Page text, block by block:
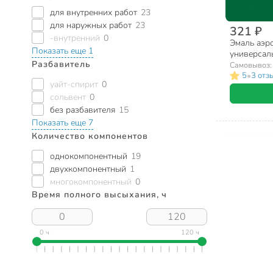
для внутренних работ 23
для наружных работ 23
-внутренний 0
Показать еще 1
Разбавитель
уайт-спирит 0
сольвент 0
без разбавителя 15
Показать еще 7
Количество компонентов
однокомпонентный 19
двухкомпонентный 1
многокомпонентный 0
Время полного высыхания, ч
0 ч 120 ч
321 ₽
Эмаль
мл
Самовывоз:
5•3